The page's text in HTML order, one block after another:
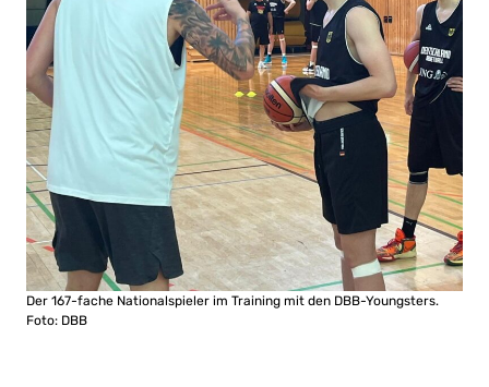
Der 167-fache Nationalspieler im Training mit den DBB-Youngsters.
Foto: DBB